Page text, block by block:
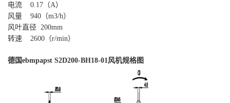
电流 0.17（A）
风量 940（m3/h）
风叶直径 200mm
转速 2600（r/min）
德国ebmpapst S2D200-BH18-01风机规格图